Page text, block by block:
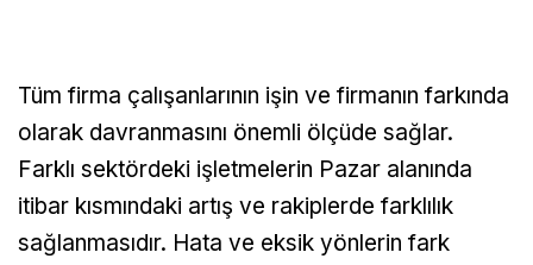
Tüm firma çalışanlarının işin ve firmanın farkında
olarak davranmasını önemli ölçüde sağlar.
Farklı sektördeki işletmelerin Pazar alanında
itibar kısmındaki artış ve rakiplerde farklılık
sağlanmasıdır. Hata ve eksik yönlerin fark